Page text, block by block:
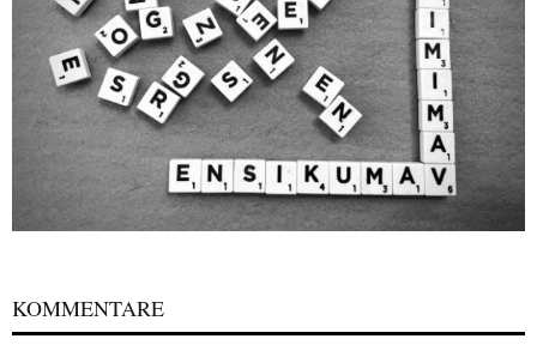
KOMMENTARE